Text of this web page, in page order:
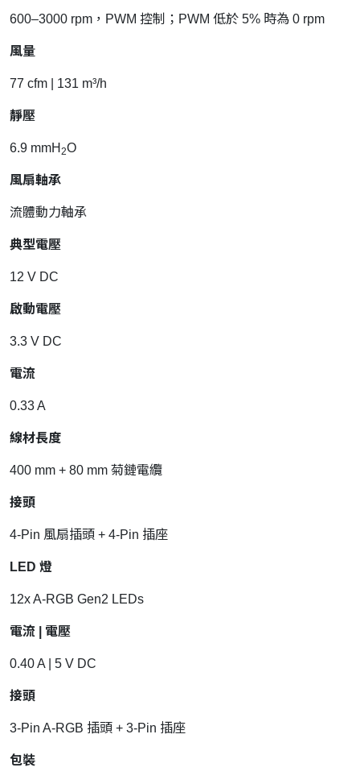
600–3000 rpm，PWM 控制；PWM 低於 5% 時為 0 rpm
風量
77 cfm | 131 m³/h
靜壓
6.9 mmH 2O
風扇軸承
流體動力軸承
典型電壓
12 V DC
啟動電壓
3.3 V DC
電流
0.33 A
線材長度
400 mm + 80 mm 菊鏈電纜
接頭
4-Pin 風扇插頭 + 4-Pin 插座
LED 燈
12x A-RGB Gen2 LEDs
電流 | 電壓
0.40 A | 5 V DC
接頭
3-Pin A-RGB 插頭 + 3-Pin 插座
包裝